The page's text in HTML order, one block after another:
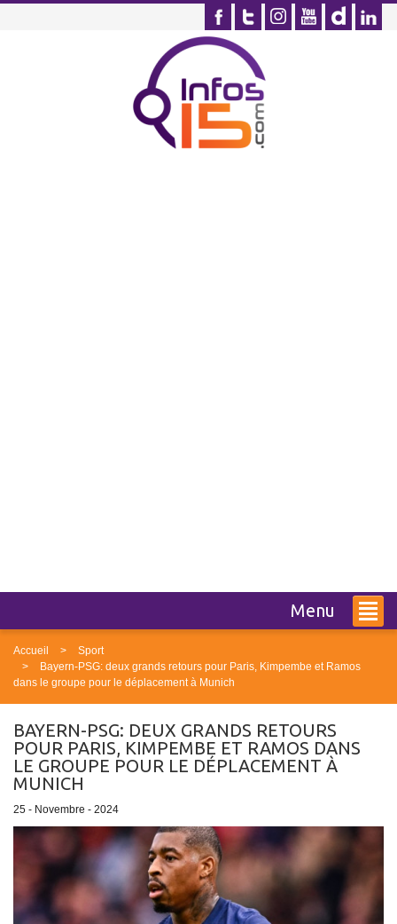
Menu
Accueil
Sport
Bayern-PSG: deux grands retours pour Paris, Kimpembe et Ramos
dans le groupe pour le déplacement à Munich
BAYERN-PSG: DEUX GRANDS RETOURS
POUR PARIS, KIMPEMBE ET RAMOS DANS
LE GROUPE POUR LE DÉPLACEMENT À
MUNICH
25 - Novembre - 2024